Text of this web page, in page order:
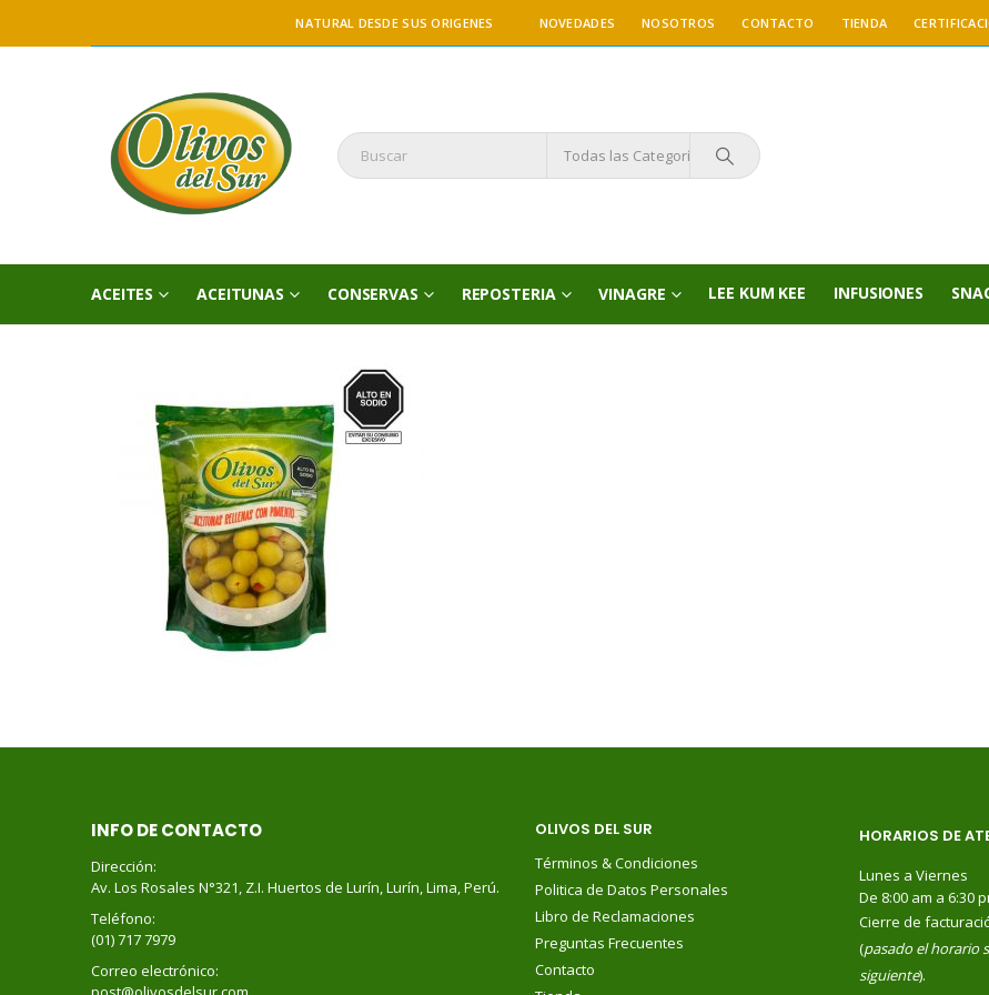
NATURAL DESDE SUS ORIGENES NOVEDADES NOSOTROS CONTACTO TIENDA
Todas las Categorías
ACEITES ACEITUNAS CONSERVAS REPOSTERIA VINAGRE LEE KUM KEE INFUSIONES
INFO DE CONTACTO
Dirección:
Av. Los Rosales N°321, Z.I. Huertos de Lurín, Lurín, Lima, Perú.
Teléfono:
(01) 717 7979
Correo electrónico:
OLIVOS DEL SUR
Términos & Condiciones
Politica de Datos Personales
Libro de Reclamaciones
Preguntas Frecuentes
Contacto
HORARIOS DE
Lunes a Viernes
De 8:00 am a 6:30
Cierre de
(pasado el horario
siguiente).